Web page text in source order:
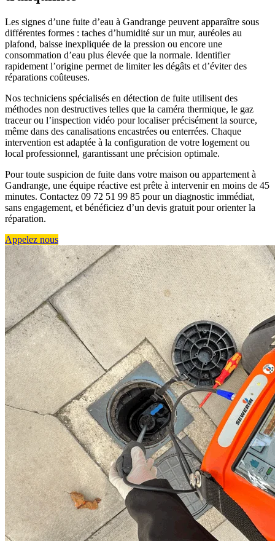
Les signes d’une fuite d’eau à Gandrange peuvent apparaître sous
différentes formes : taches d’humidité sur un mur, auréoles au
plafond, baisse inexpliquée de la pression ou encore une
consommation d’eau plus élevée que la normale. Identifier
rapidement l’origine permet de limiter les dégâts et d’éviter des
réparations coûteuses.
Nos techniciens spécialisés en détection de fuite utilisent des
méthodes non destructives telles que la caméra thermique, le gaz
traceur ou l’inspection vidéo pour localiser précisément la source,
même dans des canalisations encastrées ou enterrées. Chaque
intervention est adaptée à la configuration de votre logement ou
local professionnel, garantissant une précision optimale.
Pour toute suspicion de fuite dans votre maison ou appartement à
Gandrange, une équipe réactive est prête à intervenir en moins de 45
minutes. Contactez 09 72 51 99 85 pour un diagnostic immédiat,
sans engagement, et bénéficiez d’un devis gratuit pour orienter la
réparation.
Appelez nous